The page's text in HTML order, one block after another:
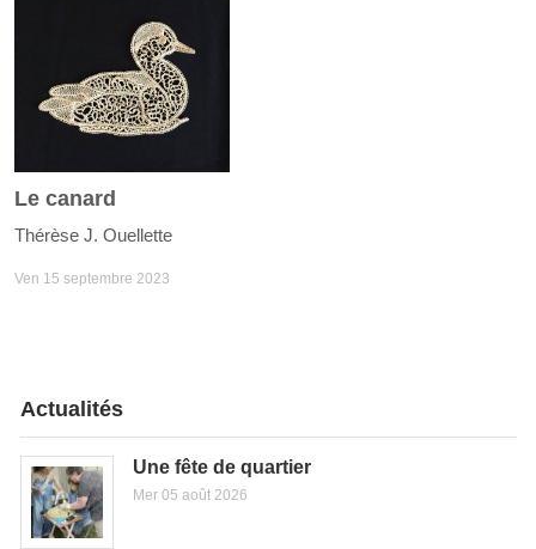
Le canard
Thérèse J. Ouellette
Ven 15 septembre 2023
Actualités
Une fête de quartier
Mer 05 août 2026